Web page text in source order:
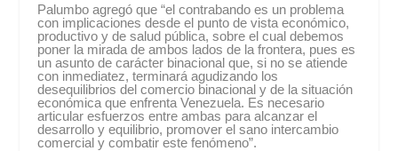
Palumbo agregó que “el contrabando es un problema
con implicaciones desde el punto de vista económico,
productivo y de salud pública, sobre el cual debemos
poner la mirada de ambos lados de la frontera, pues es
un asunto de carácter binacional que, si no se atiende
con inmediatez, terminará agudizando los
desequilibrios del comercio binacional y de la situación
económica que enfrenta Venezuela. Es necesario
articular esfuerzos entre ambas para alcanzar el
desarrollo y equilibrio, promover el sano intercambio
comercial y combatir este fenómeno”.